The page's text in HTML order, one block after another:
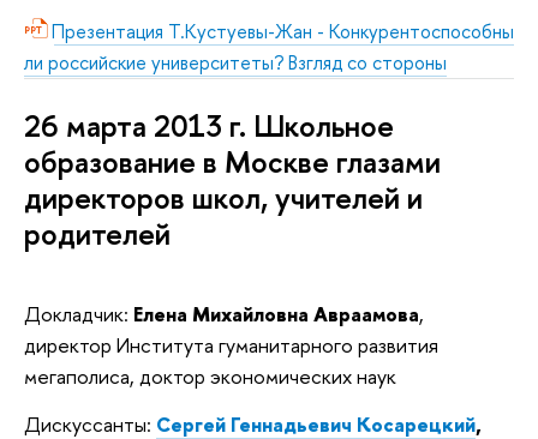
Презентация Т.Кустуевы-Жан - Конкурентоспособны
ли российские университеты? Взгляд со стороны
26 марта 2013 г. Школьное
образование в Москве глазами
директоров школ, учителей и
родителей
Докладчик: Елена Михайловна Авраамова,
директор Института гуманитарного развития
мегаполиса, доктор экономических наук
Дискуссанты: Сергей Геннадьевич Косарецкий,